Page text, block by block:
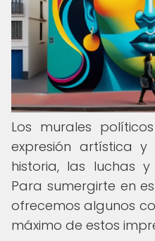
Los murales
expresión artística
historia, las luchas
Para sumergirte en
ofrecemos algunos
máximo de estos